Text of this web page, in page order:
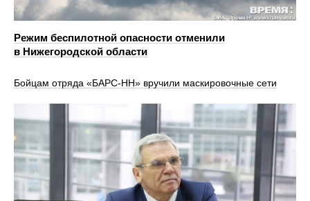
Режим беспилотной опасности отменили
в Нижегородской области
Бойцам отряда «БАРС-НН» вручили маскировочные сети